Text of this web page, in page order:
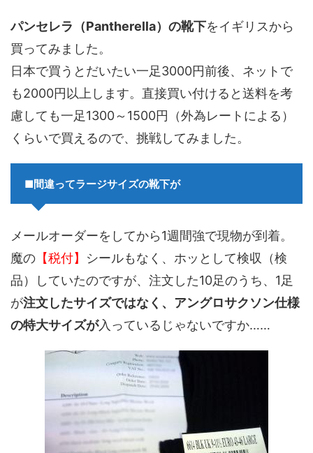
パンセレラ（Pantherella）の靴下をイギリスから
買ってみました。
日本で買うとだいたい一足3000円前後、ネットで
も2000円以上します。直接買い付けると送料を考
慮しても一足1300～1500円（外為レートによる）
くらいで買えるので、挑戦してみました。
■間違ってラージサイズの靴下が
メールオーダーをしてから1週間強で現物が到着。
魔の 【税付】 シールもなく、ホッとして検収（検
品）していたのですが、注文した10足のうち、1足
が注文したサイズではなく、アングロサクソン仕様
の特大サイズが入っているじゃないですか……